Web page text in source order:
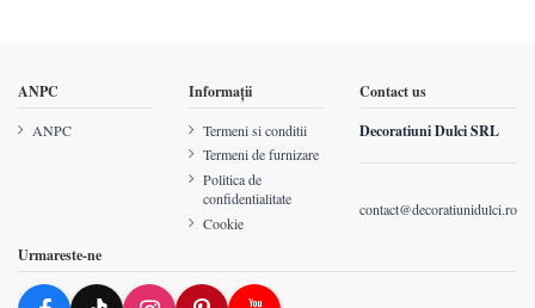
ANPC
ANPC
Informații
Termeni si conditii
Termeni de furnizare
Politica de
confidentialitate
Cookie
Contact us
Decoratiuni Dulci SRL
contact@decoratiunidulci.ro
Urmareste-ne